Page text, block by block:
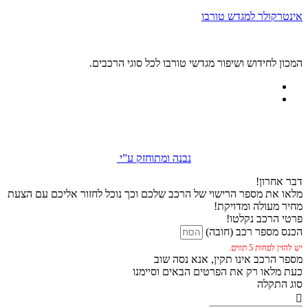
אינטרקולר למגדש טורבו
המכון לחידוש ושיפור מגדשי טורבו לכל סוגי הרכבים.
נבנה ומתוחזק ע”י
דבר אחרון!
מלאו את מספר הרישוי של הרכב שלכם וכך נוכל לחזור אליכם עם הצעת
מחיר מעולה ומדויקת!
פרטי הרכב נקלטו!
הכנס מספר רכב (חובה)
יש להזין לפחות 5 תווים.
מספר הרכב אינו תקין, אנא נסה שוב
כעת מלאו רק את הפרטים הבאים וסיימנו
סוג התקלה